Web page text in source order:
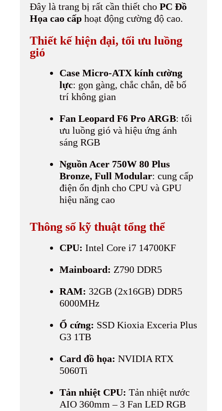
Đây là trang bị rất cần thiết cho PC Đồ
Họa cao cấp hoạt động cường độ cao.
Thiết kế hiện đại, tối ưu luồng
gió
Case Micro-ATX kính cường
lực: gọn gàng, chắc chắn, dễ bố
trí không gian
Fan Leopard F6 Pro ARGB: tối
ưu luồng gió và hiệu ứng ánh
sáng RGB
Nguồn Acer 750W 80 Plus
Bronze, Full Modular: cung cấp
điện ổn định cho CPU và GPU
hiệu năng cao
Thông số kỹ thuật tổng thể
CPU: Intel Core i7 14700KF
Mainboard: Z790 DDR5
RAM: 32GB (2x16GB) DDR5
6000MHz
Ổ cứng: SSD Kioxia Exceria Plus
G3 1TB
Card đồ họa: NVIDIA RTX
5060Ti
Tản nhiệt CPU: Tản nhiệt nước
AIO 360mm – 3 Fan LED RGB